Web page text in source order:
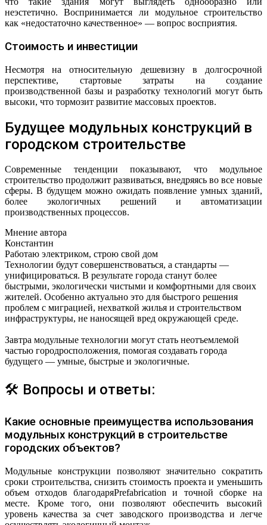
неэстетично. Воспринимается ли модульное строительство
как «недостаточно качественное» — вопрос восприятия.
Стоимость и инвестиции
Несмотря на относительную дешевизну в долгосрочной
перспективе, стартовые затраты на создание
производственной базы и разработку технологий могут быть
высоки, что тормозит развитие массовых проектов.
Будущее модульных конструкций в
городском строительстве
Современные тенденции показывают, что модульное
строительство продолжит развиваться, внедряясь во все новые
сферы. В будущем можно ожидать появление умных зданий,
более экологичных решений и автоматизации
производственных процессов.
Мнение автора
Константин
Работаю электриком, строю свой дом
Технологии будут совершенствоваться, а стандарты —
унифицироваться. В результате города станут более
быстрыми, экологически чистыми и комфортными для своих
жителей. Особенно актуально это для быстрого решения
проблем с миграцией, нехваткой жилья и строительством
инфраструктуры, не наносящей вред окружающей среде.
Завтра модульные технологии могут стать неотъемлемой
частью городросположения, помогая создавать города
будущего — умные, быстрые и экологичные.
🛠 Вопросы и ответы:
Какие основные преимущества использования
модульных конструкций в строительстве
городских объектов?
Модульные конструкции позволяют значительно сократить
сроки строительства, снизить стоимость проекта и уменьшить
объем отходов благодаряPrefabrication и точной сборке на
месте. Кроме того, они позволяют обеспечить высокий
уровень качества за счет заводского производства и легче